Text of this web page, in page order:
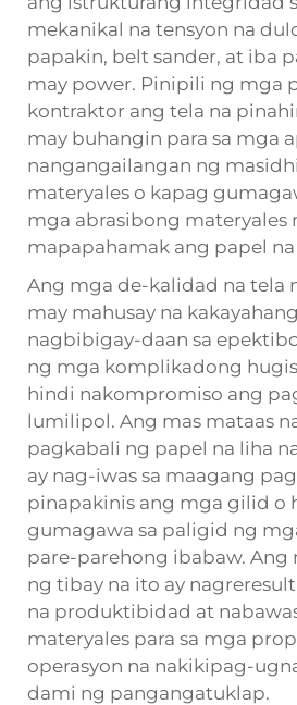
mekanikal na tensyon na
papakin, belt sander, at iba
may power. Pinipili ng mga
kontraktor ang tela na
may buhangin para sa mga
nangangailangan ng
materyales o kapag
mga abrasibong materyales
mapapahamak ang papel
Ang mga de-kalidad na tela
may mahusay na
nagbibigay-daan sa
ng mga komplikadong
hindi nakompromiso ang
lumilipol. Ang mas mataas
pagkabali ng papel na liha
ay nag-iwas sa maagang
pinapakinis ang mga gilid o
gumagawa sa paligid ng
pare-parehong ibabaw. Ang
ng tibay na ito ay
na produktibidad at
materyales para sa mga
operasyon na nakikipag-
dami ng pangangatuklap.